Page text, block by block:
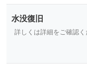
水没復旧
詳しくは詳細をご確認く